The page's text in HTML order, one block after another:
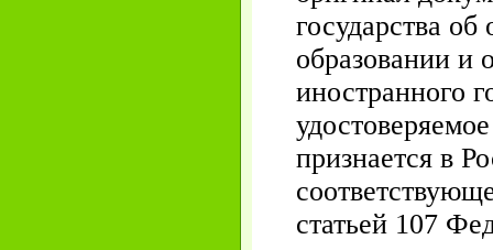
государства
образовании и
иностранного
признается в
статьей 107